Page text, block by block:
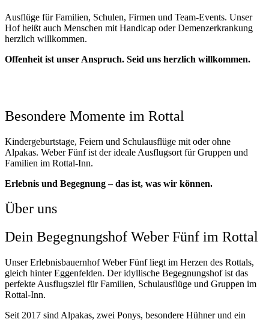
Ausflüge für Familien, Schulen, Firmen und Team-Events. Unser
Hof heißt auch Menschen mit Handicap oder Demenzerkrankung
herzlich willkommen.
Offenheit ist unser Anspruch. Seid uns herzlich willkommen.
Besondere Momente im Rottal
Kindergeburtstage, Feiern und Schulausflüge mit oder ohne
Alpakas. Weber Fünf ist der ideale Ausflugsort für Gruppen und
Familien im Rottal-Inn.
Erlebnis und Begegnung – das ist, was wir können.
Über uns
Dein Begegnungshof Weber Fünf im Rottal
Unser Erlebnisbauernhof Weber Fünf liegt im Herzen des Rottals,
gleich hinter Eggenfelden. Der idyllische Begegnungshof ist das
perfekte Ausflugsziel für Familien, Schulausflüge und Gruppen im
Rottal-Inn.
Seit 2017 sind Alpakas, zwei Ponys, besondere Hühner und ein